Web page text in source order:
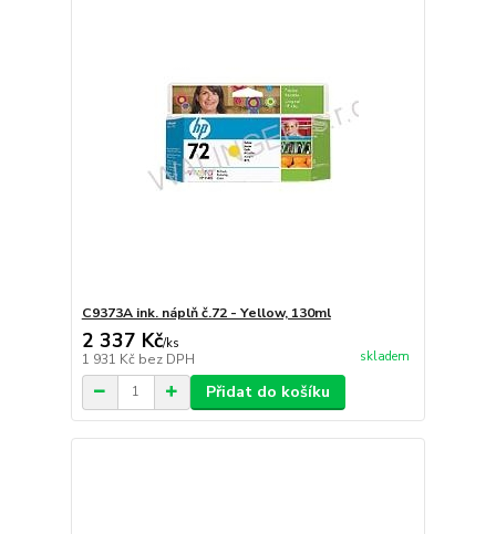
C9373A ink. náplň č.72 - Yellow, 130ml
2 337 Kč/ks
1 931 Kč bez DPH skladem
Přidat do košíku